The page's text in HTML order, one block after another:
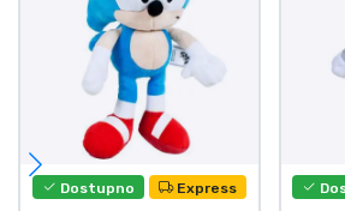
Dostupno Express